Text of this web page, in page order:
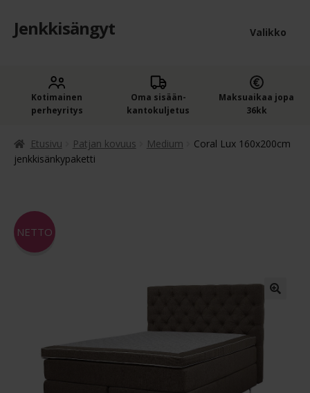
Siirry
navigointiin
Siirry
sisältöön
Jenkkisängyt Valikko
Jenkkisängyt
tason
Oheistuotteet
Kassa
Jenkkisängyn ostajan opas
Blogi – Jenkkisänky
Kotimainen
perheyritys
Oma sisään­
kantokuljetus
Maksuaikaa jopa
36kk
Etusivu Patjan kovuus Medium
Coral Lux 160x200cm
jenkkisänkypaketti
NETTO